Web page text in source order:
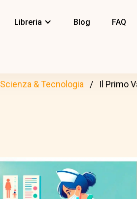
Libreria Blog FAQ
Scienza & Tecnologia Il Primo